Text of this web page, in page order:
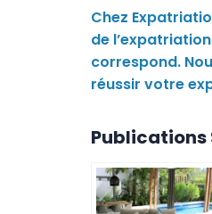
Chez
de
correspond.
réussir votre
Publications